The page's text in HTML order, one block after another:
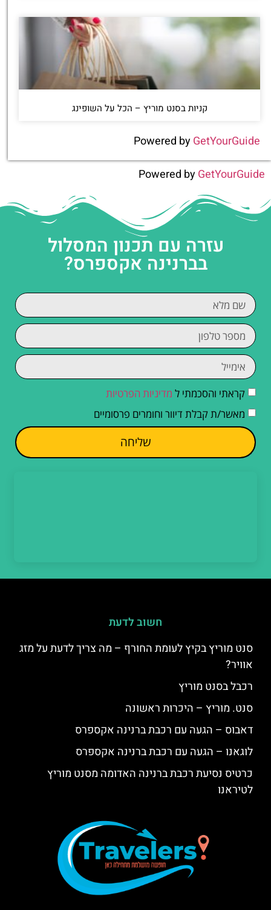
קניות בסנט מוריץ – הכל על השופינג
Powered byGetYourGuide
Powered byGetYourGuide
עזרה עם תכנון המסלול
בברנינה אקספרס?
קראתי והסכמתי ל מדיניות הפרטיות
מאשר/ת קבלת דיוור וחומרים פרסומיים
שליחה
חשוב לדעת
סנט מוריץ בקיץ לעומת החורף – מה צריך לדעת על מזג
אוויר?
רכבל בסנט מוריץ
סנט. מוריץ – היכרות ראשונה
דאבוס – הגעה עם רכבת ברנינה אקספרס
לוגאנו – הגעה עם רכבת ברנינה אקספרס
כרטיס נסיעת רכבת ברנינה האדומה מסנט מוריץ
לטיראנו